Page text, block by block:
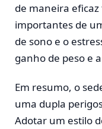
de maneira
importantes de
de sono e o
ganho de peso e
Em resumo, o
uma dupla
Adotar um estilo